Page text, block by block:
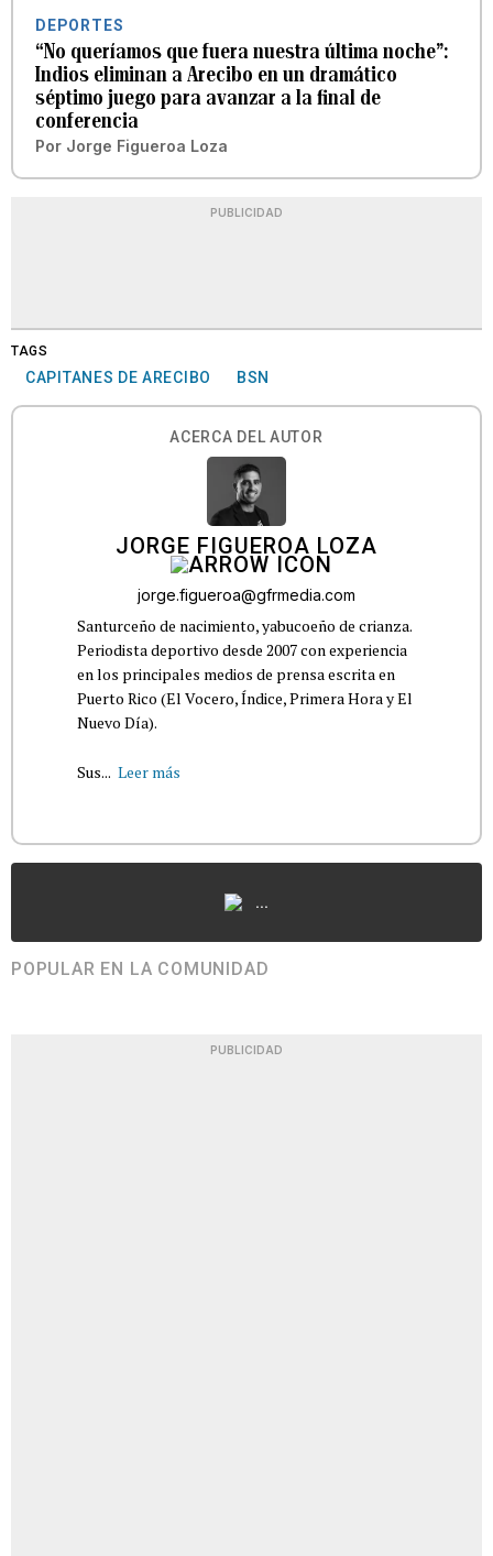
DEPORTES
“No queríamos que fuera nuestra última noche”:
Indios eliminan a Arecibo en un dramático
séptimo juego para avanzar a la final de
conferencia
Por Jorge Figueroa Loza
PUBLICIDAD
TAGS
CAPITANES DE ARECIBO BSN
ACERCA DEL AUTOR
JORGE FIGUEROA LOZA
jorge.figueroa@gfrmedia.com
Santurceño de nacimiento, yabucoeño de crianza.
Periodista deportivo desde 2007 con experiencia
en los principales medios de prensa escrita en
Puerto Rico (El Vocero, Índice, Primera Hora y El
Nuevo Día).
Sus... Leer más
...
POPULAR EN LA COMUNIDAD
PUBLICIDAD